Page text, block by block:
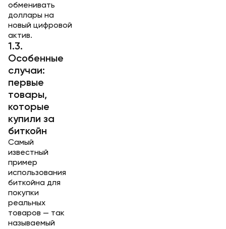
обменивать
доллары на
новый цифровой
актив.
1.3.
Особенные
случаи:
первые
товары,
которые
купили за
биткойн
Самый
известный
пример
использования
биткойна для
покупки
реальных
товаров — так
называемый